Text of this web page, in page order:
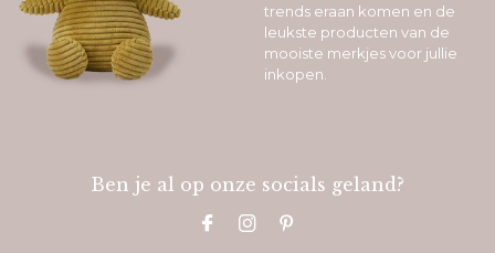
trends eraan komen en de
leukste producten van de
mooiste merkjes voor jullie
inkopen.
Ben je al op onze socials geland?